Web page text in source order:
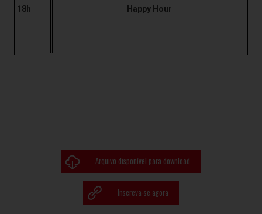
18h Happy Hour
Arquivo disponível para download
Inscreva-se agora